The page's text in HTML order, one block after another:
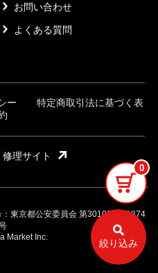
0
絞り込み
お問い合わせ
よくある質問
ー
特定商取引法に基づく表
修理サイト
東京都公安委員会 第301032121874
Market Inc.